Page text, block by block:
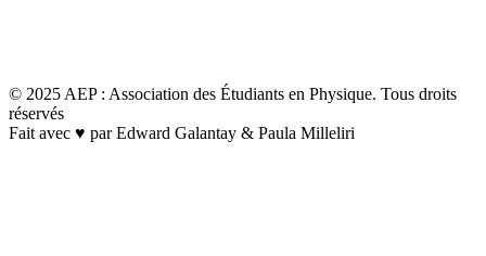
© 2025 AEP : Association des Étudiants en Physique. Tous droits
réservés
Fait avec ♥️ par Edward Galantay & Paula Milleliri